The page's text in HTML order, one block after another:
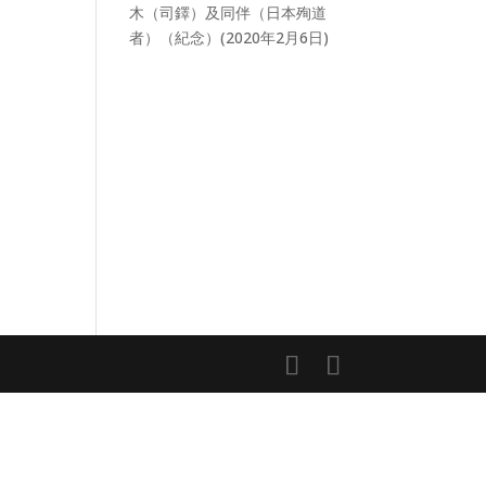
木（司鐸）及同伴（日本殉道
者）（紀念）(2020年2月6日)